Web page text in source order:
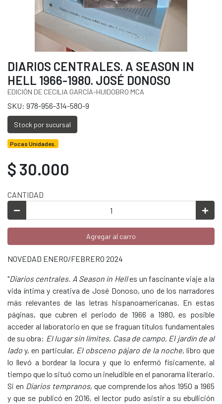
DIARIOS CENTRALES. A SEASON IN
HELL 1966-1980. JOSÉ DONOSO
EDICIÓN DE CECILIA GARCÍA-HUIDOBRO MCA
SKU: 978-956-314-580-9
Stock por sucursal
Pocas Unidades.
$ 30.000
CANTIDAD
Agregar al carro
NOVEDAD ENERO/FEBRERO 2024
"Diarios centrales. A Season in Helles un fascinante viaje a la
vida íntima y creativa de José Donoso, uno de los narradores
más relevantes de las letras hispanoamericanas. En estas
páginas, que cubren el periodo de 1966 a 1980, es posible
acceder al laboratorio en que se fraguan títulos fundamentales
de su obra: El lugar sin límites, Casa de campo, El jardín de al
lado y, en particular, El obsceno pájaro de la noche, libro que
lo llevó a bordear la locura y que lo enfermó físicamente, al
tiempo que lo situó como un ineludible en el panorama literario.
Si en Diarios tempranos, que comprende los años 1950 a 1965
y que se publicó en 2016, el lector pudo asistir a su ebullición